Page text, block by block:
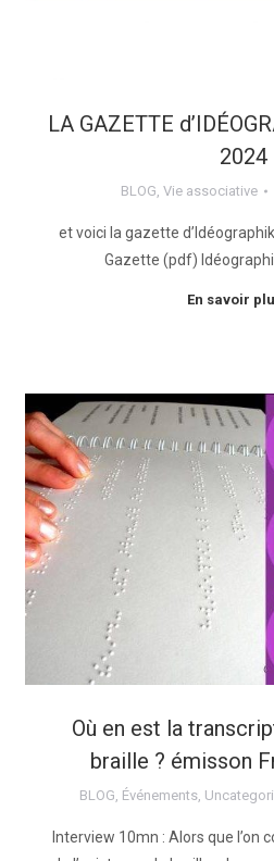
LA GAZETTE
2024
BLOG, Vie associative
et voici la gazette
Gazette (pdf)
En savoir
Où en est la
braille ? émisson
BLOG Événements
Interview 10mn : Alors que l’on